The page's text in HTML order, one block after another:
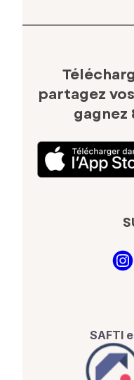
partagez
gagnez
SAFTI